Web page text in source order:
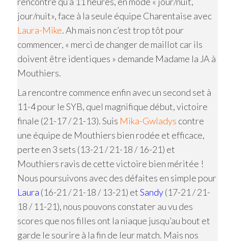
jour/nuit», face à la seule équipe Charentaise avec
Laura-Mike. Ah mais non c’est trop tôt pour
commencer, « merci de changer de maillot car ils
doivent être identiques » demande Madame la JA à
Mouthiers.
La rencontre commence enfin avec un second set à
11-4 pour le SYB, quel magnifique début, victoire
finale (21-17 / 21-13). Suis Mika-Gwladys contre
une équipe de Mouthiers bien rodée et efficace,
perte en 3 sets (13-21 / 21-18 / 16-21) et
Mouthiers ravis de cette victoire bien méritée !
Nous poursuivons avec des défaites en simple pour
Laura (16-21 / 21-18 / 13-21) etSandy(17-21 / 21-
18 / 11-21), nous pouvons constater au vu des
scores que nos filles ont la niaque jusqu’au bout et
garde le sourire à la fin de leur match. Mais nos